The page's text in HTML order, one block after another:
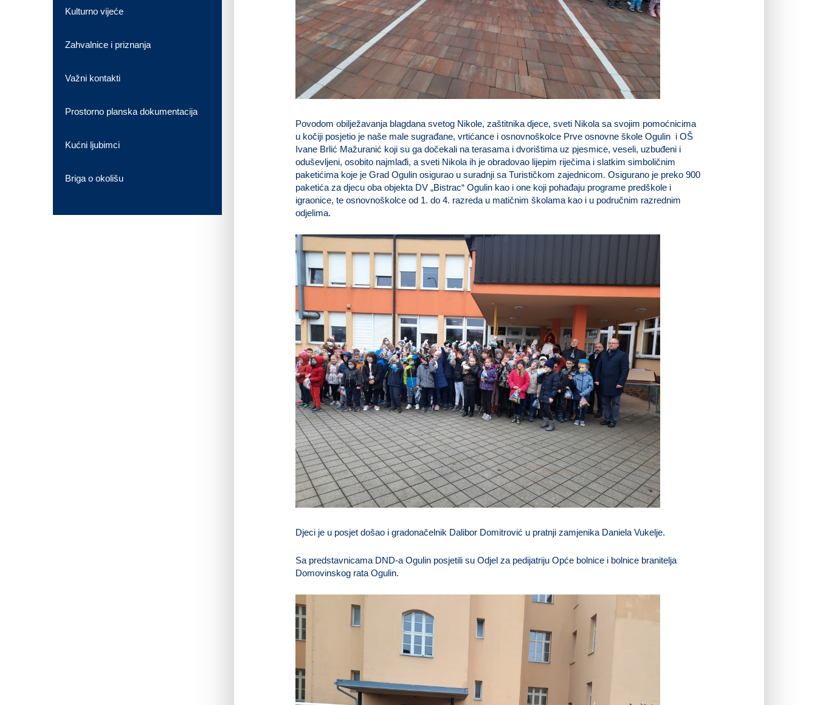
Povodom obilježavanja blagdana svetog Nikole, zaštitnika djece, sveti Nikola sa svojim pomoćnicima
u kočiji posjetio je naše male sugrađane, vrtićance i osnovnoškolce Prve osnovne škole Ogulin i OŠ
Ivane Brlić Mažuranić koji su ga dočekali na terasama i dvorištima uz pjesmice, veseli, uzbuđeni i
oduševljeni, osobito najmlađi, a sveti Nikola ih je obradovao lijepim riječima i slatkim simboličnim
paketićima koje je Grad Ogulin osigurao u suradnji sa Turističkom zajednicom. Osigurano je preko 900
paketića za djecu oba objekta DV „Bistrac“ Ogulin kao i one koji pohađaju programe predškole i
igraonice, te osnovnoškolce od 1. do 4. razreda u matičnim školama kao i u područnim razrednim
odjelima.
Djeci je u posjet došao i gradonačelnik Dalibor Domitrović u pratnji zamjenika Daniela Vukelje.
Sa predstavnicama DND-a Ogulin posjetili su Odjel za pedijatriju Opće bolnice i bolnice branitelja
Domovinskog rata Ogulin.
Kulturno vijeće
Zahvalnice i priznanja
Važni kontakti
Prostorno planska dokumentacija
Kućni ljubimci
Briga o okolišu